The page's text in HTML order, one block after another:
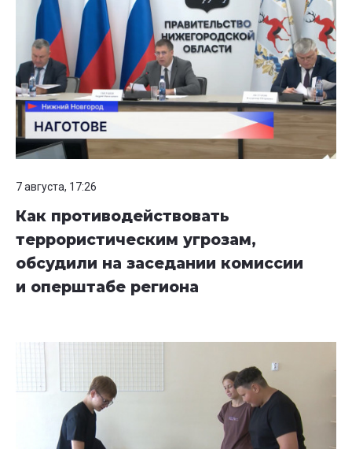
7 августа, 17:26
Как противодействовать
террористическим угрозам,
обсудили на заседании комиссии
и оперштабе региона